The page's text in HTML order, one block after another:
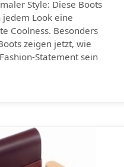
Style: Diese Boots
Look eine
Coolness. Besonders
zeigen jetzt, wie
Statement sein